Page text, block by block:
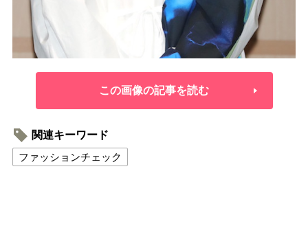
この画像の記事を読む
関連キーワード
ファッションチェック